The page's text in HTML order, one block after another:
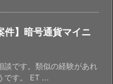
件】暗号通貨マイニ
談です。類似の経験があれ
です。 ET ...